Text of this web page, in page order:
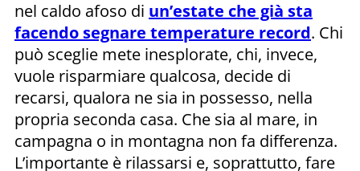
nel caldo afoso di un’estate che già sta
facendo segnare temperature record. Chi
può sceglie mete inesplorate, chi, invece,
vuole risparmiare qualcosa, decide di
recarsi, qualora ne sia in possesso, nella
propria seconda casa. Che sia al mare, in
campagna o in montagna non fa differenza.
L’importante è rilassarsi e, soprattutto, fare